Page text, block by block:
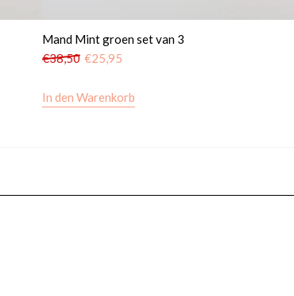
Mand Mint groen set van 3
€38,50 €25,95
In den Warenkorb